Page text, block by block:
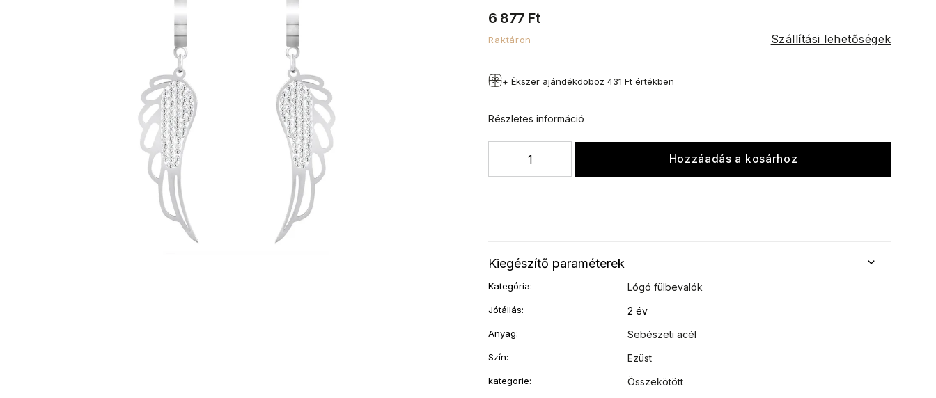
6 877 Ft
Raktáron Szállítási lehetőségek
Hozzáadás a kosárhoz
+ Ékszer ajándékdoboz431 Ft értékben
Részletes információ
Kiegészítő paraméterek
Kategória: Lógó fülbevalók
Jótállás: 2 év
Anyag: Sebészeti acél
Szín: Ezüst
kategorie: Összekötött